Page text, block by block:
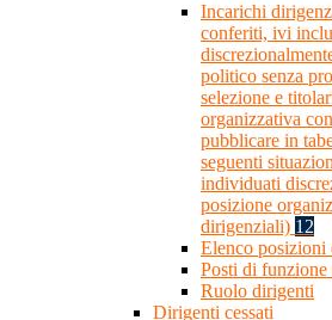
Incarichi
conferiti, ivi
politico senza
selezione e
organizzativa
pubblicare in
seguenti
individuati
posizione
dirigenziali) 12
Elenco posizioni
Posti di
Ruolo dirigenti
Dirigenti cessati